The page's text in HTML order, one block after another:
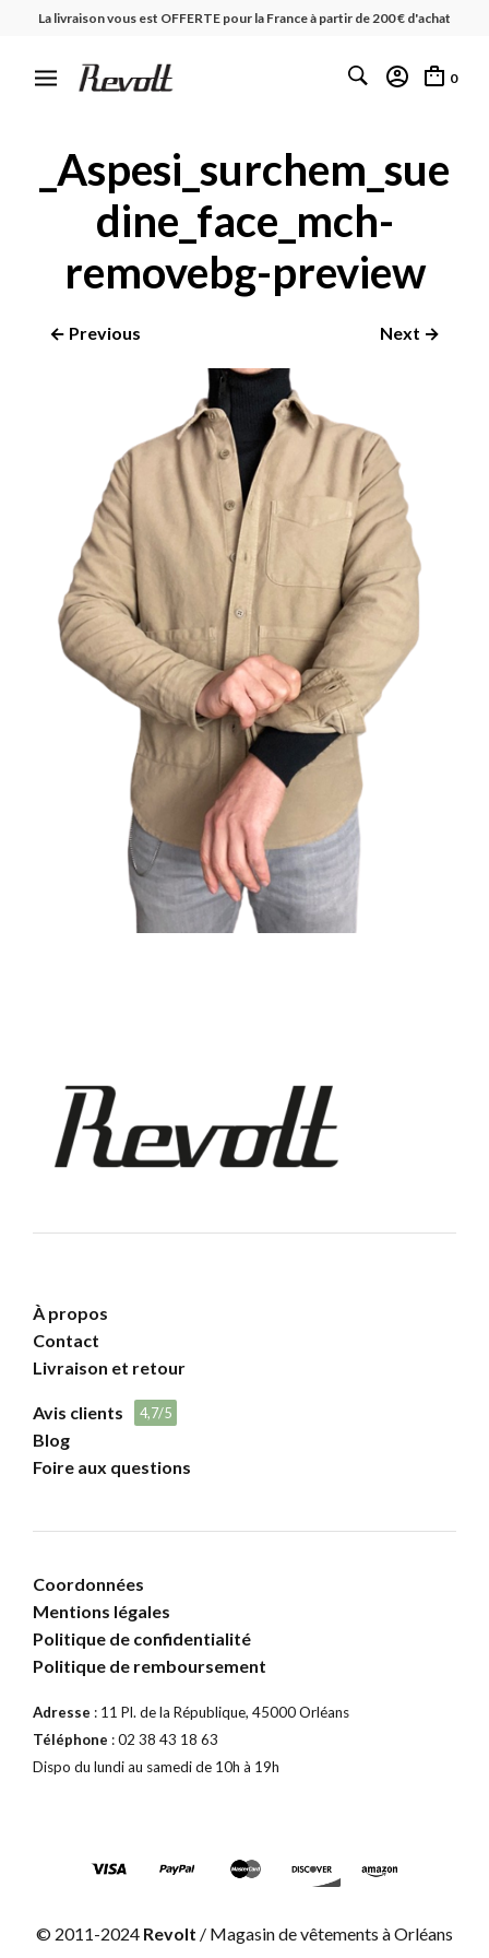
La livraison vous est OFFERTE pour la France à partir de 200 € d'achat
0
_Aspesi_surchem_sue
dine_face_mch-
removebg-preview
← Previous Next →
À propos
Contact
Livraison et retour
Avis clients 4,7/5
Blog
Foire aux questions
Coordonnées
Mentions légales
Politique de confidentialité
Politique de remboursement
Adresse : 11 Pl. de la République, 45000 Orléans
Téléphone : 02 38 43 18 63
Dispo du lundi au samedi de 10h à 19h
© 2011-2024 Revolt / Magasin de vêtements à Orléans